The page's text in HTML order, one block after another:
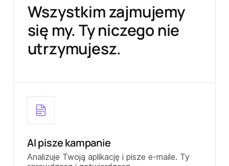
Wszystkim zajmujemy
się my. Ty niczego nie
utrzymujesz.
AI pisze kampanie
Analizuje Twoją aplikację i pisze e-maile. Ty